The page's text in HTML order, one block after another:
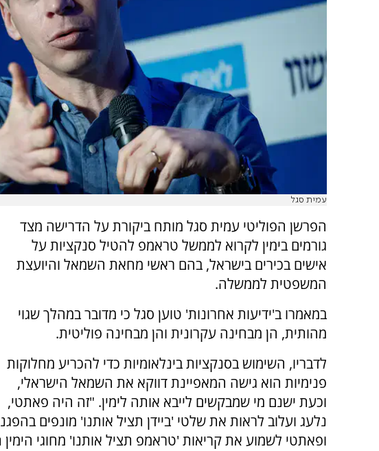
עמית סגל
הפרשן הפוליטי עמית סגל מותח ביקורת על הדרישה מצד
גורמים בימין לקרוא לממשל טראמפ להטיל סנקציות על
אישים בכירים בישראל, בהם ראשי מחאת השמאל והיועצת
המשפטית לממשלה.
במאמרו ב'ידיעות אחרונות' טוען סגל כי מדובר במהלך שגוי
מהותית, הן מבחינה עקרונית והן מבחינה פוליטית.
לדבריו, השימוש בסנקציות בינלאומיות כדי להכריע מחלוקות
פנימיות הוא גישה המאפיינת דווקא את השמאל הישראלי,
וכעת ישנם מי שמבקשים לייבא אותה לימין. "זה היה פאתטי,
נלעג ועלוב לראות את שלטי 'ביידן תציל אותנו' מונפים
ופאתטי לשמוע את קריאות 'טראמפ תציל אותנו' מחוגי